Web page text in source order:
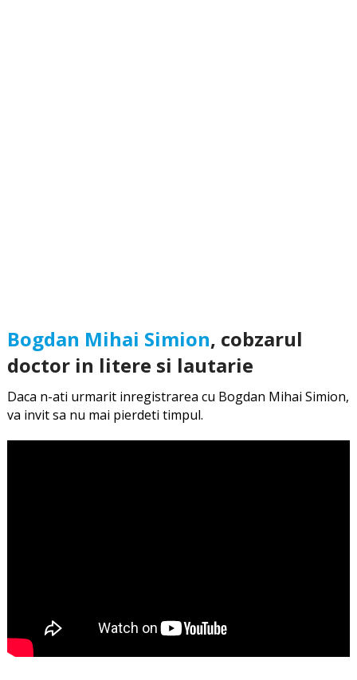
Bogdan Mihai Simion, cobzarul
doctor in litere si lautarie
Daca n-ati urmarit inregistrarea cu Bogdan Mihai Simion,
va invit sa nu mai pierdeti timpul.